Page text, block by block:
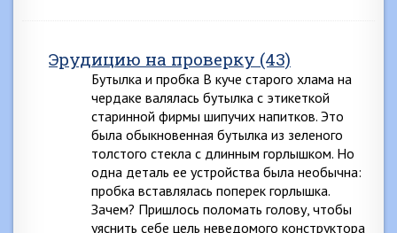
Эрудицию на проверку (43)
Бутылка и пробка В куче старого хлама на
чердаке валялась бутылка с этикеткой
старинной фирмы шипучих напитков. Это
была обыкновенная бутылка из зеленого
толстого стекла с длинным горлышком. Но
одна деталь ее устройства была необычна:
пробка вставлялась поперек горлышка.
Зачем? Пришлось поломать голову, чтобы
уяснить себе цель неведомого конструктора